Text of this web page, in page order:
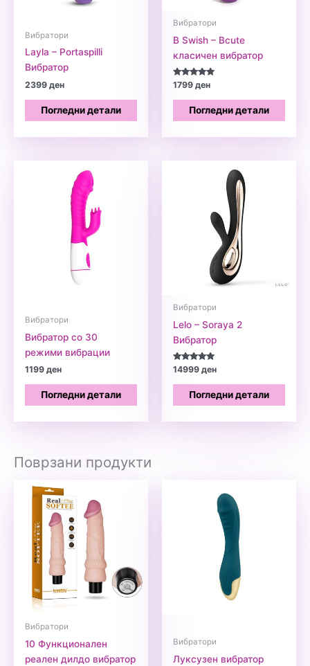
Вибратори
Layla – Portaspilli
Вибратор
2399ден
Погледни детали
Вибратори
B Swish – Bcute
класичен вибратор
Оценето
5.00
од 5
1799ден
Погледни детали
Вибратори
Вибратор со 30
режими вибрации
1199ден
Погледни детали
Вибратори
Lelo – Soraya 2
Вибратор
Оценето
од 5
14999ден
Погледни детали
Поврзани продукти
Вибратори
10 Функционален
реален дилдо вибратор
Вибратори
Луксузен вибратор